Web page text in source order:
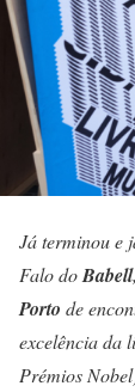
Já terminou e
Falo doBabell
Porto de
excelência da
Prémios